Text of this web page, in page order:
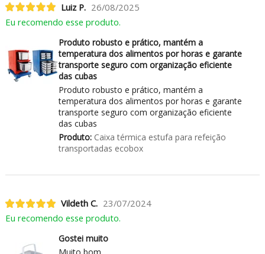
Luiz P. 26/08/2025
Eu recomendo esse produto.
Produto robusto e prático, mantém a
temperatura dos alimentos por horas e garante
transporte seguro com organização eficiente
das cubas
Produto robusto e prático, mantém a
temperatura dos alimentos por horas e garante
transporte seguro com organização eficiente
das cubas
Produto:Caixa térmica estufa para refeição
transportadas ecobox
Vildeth C. 23/07/2024
Eu recomendo esse produto.
Gostei muito